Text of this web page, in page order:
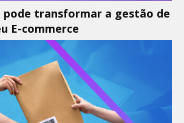
pode transformar a gestão de
E-commerce